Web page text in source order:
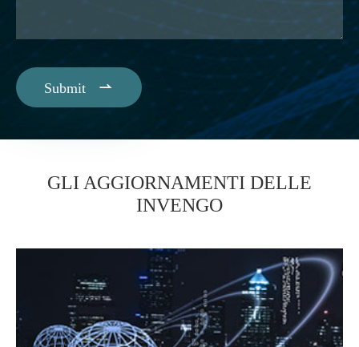
Submit 
GLI AGGIORNAMENTI DELLE
INVENGO